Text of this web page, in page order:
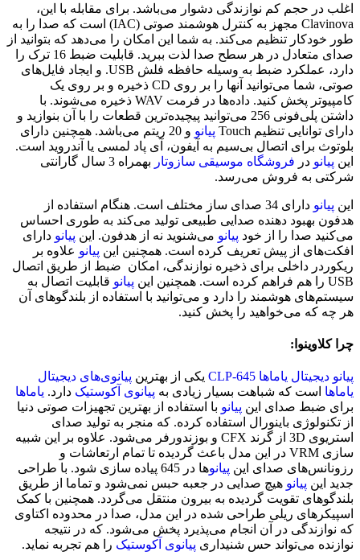
اغلب در حجم کم نوازندگی دشوار می‌باشد. برای مقابله با این،
Clavinova مجهز به کنترل هوشمند صوتی (IAC) است که صدا را به
طور خودکار تنظیم می‌کند. به شما این امکان را می‌دهد که بتوانید از
صدای متعادل در هر سطح صدا لذت ببرید. قابلیت ضبط 16 ترک را
دارد، عملکرد ضبط به وسیله حافظه فلش USB. و ایجاد فایل‌های
صوتی، شما می‌توانید آنها را بر روی CD ذخیره و بر روی یک
کامپیوتر پخش کنید. داده‌ها در فرمت WAV ذخیره می‌شوند. با
داشتن پلی‌فونی 256 می‌توانید پیچیده‌ترین قطعات را با آن بنوازید و
دارای توانایی تنظیم Touch
پیانو
و 20 ریتم می‌باشد. همچنین دارای
بلوتوث برای اتصال بی‌سیم به آیفون، آی پاد لمسی یا آندروید است.
این پیانو در فروشگاه موسیقی سازوتار
بهمراه 3 سال گارانتی
شرکتی به فروش می‌رسد.
این پیانو
دارای 34 صدای ساز مختلف است. هنگام استفاده از
هدفون بهبود دهنده صدایی طبیعی تولید می‌کند به طوری احساس
می‌کنید صدا را از خود پیانو می‌شنوید نه از هدفون. این پیانو دارای
افکت‌های از پیش تعریف کرده است. همچنین این پیانو علاوه بر
ریکوردر داخلی برای ذخیره نوازندگی، امکان ضبط از طریق اتصال
USB را هم فراهم کرده است. همچنین این
پیانو قابلیت اتصال به
سیستم‌های هوشمند را دارد و می‌توانید با استفاده از بلندگوهای آن
هر چه که می‌خواهید را پخش کنید.
چرا کلاوینوا:
پیانو دیجیتال یاماها CLP-645 یکی از بهترین پیانوی‌های دیجیتال
یاماها است که شباهت بسیار زیادی به پیانوی آکوستیک دارد. یاماها
برای ضبط صدای این پیانو با استفاده از بهترین تجهیزات صوتی دنیا
از تکنولوژی باینورال استفاده کرده. که منجر به تولید صدای
استریوی 3D از گرند CFX و بوزندورفر می‌شود. علاوه بر این شبیه
سازی VRM در این مدل باعث گردیده تا تمام ارتعاشات و
رزونانس‌های صدای این پیانو
ها در 645 پیاده سازی شود. با طراحی
جدید این پیانو هیچ صدایی در جعبه حبس نمی‌شود و تماما از طریق
بلندگوهای تقویت گردیده به بیرون منتقل می‌گردد. همچنین با کمک
اسپیکرهای ریلی طراحی شده در این مدل، صدا در محدوده اکتاوی
که نوازندگی در آن انجام می‌پذیرد پخش می‌شود. که در نتیجه
نوازنده می‌تواند حس شنیداری پیانوی آکوستیک را هم تجربه نماید.